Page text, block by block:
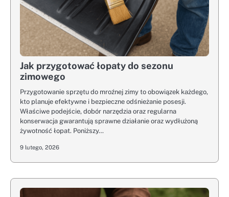
Jak przygotować łopaty do sezonu
zimowego
Przygotowanie sprzętu do mroźnej zimy to obowiązek każdego,
kto planuje efektywne i bezpieczne odśnieżanie posesji.
Właściwe podejście, dobór narzędzia oraz regularna
konserwacja gwarantują sprawne działanie oraz wydłużoną
żywotność łopat. Poniższy…
9 lutego, 2026